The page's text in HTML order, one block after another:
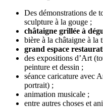
Des démonstrations de
sculpture à la gouge ;
châtaigne grillée à
bière à la châtaigne à la
grand espace
des expositions d’Art
peinture et dessin ;
séance caricature avec
portrait) ;
animation musicale ;
entre autres choses et